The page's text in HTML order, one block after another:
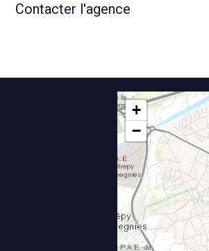
Contacter l'agence
+
−